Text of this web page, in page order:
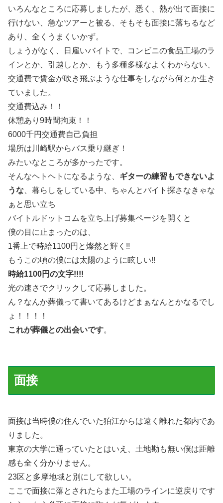
いろんなところに応募しましたが、悉く、熱が出て面接に
行けない、急なツアーと被る、そもそも面接に落ちるなど
あり、全くうまくいかず。
しょうがなく、日雇いバイトで、コンビニの食品工場のラ
インとか、引越しとか、もう多種多様なよくわからない、
交通費で賃金が吹き飛ぶような仕事をしながら何とか生き
ていました。
交通費込み！！
休憩あり9時間拘束！！
6000千円交通費自己負担
場所は川崎駅からバス乗り継ぎ！
みたいなところが多かったです。
そんなヘトヘトになるような、 ギターの練習もできないよ
うな、暮らしをしている中、ちゃんとバイト探さなきゃな
ぁと思い立ち
バイトルドットコムを立ち上げ募集ページを開くと
僕の目に止まったのは、
1番上で時給1100円と燦然と輝く!!
もうこの頃の僕には太陽のように眩しい!!
時給1100円の文字!!!!
光の速さでクリックして応募しました。
ん？なんか葬儀って書いてあるけどまぁなんとかなるでし
ょ！！！！
これが葬儀との出会いです。
面接
面接は当時僕の住んでいた狛江からは遠く離れた都内であ
りました。
東京の大学に通っていたとはいえ、土地勘も無い僕は距離
感も全く分かりません。
23区と多摩地域と別にして欲しい。
ここで面接に落とされたらまた工場のラインに逆戻りです